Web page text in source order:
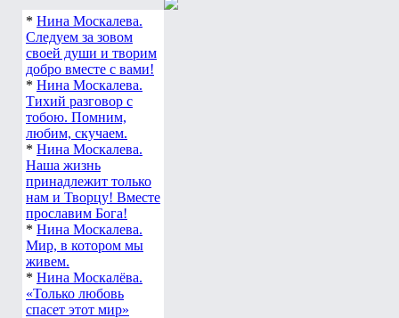
* Нина Москалева.
Следуем за зовом
своей души и творим
добро вместе с вами!
* Нина Москалева.
Тихий разговор с
тобою. Помним,
любим, скучаем.
* Нина Москалева.
Наша жизнь
принадлежит только
нам и Творцу! Вместе
прославим Бога!
* Нина Москалева.
Мир, в котором мы
живем.
* Нина Москалёва.
«Только любовь
спасет этот мир»